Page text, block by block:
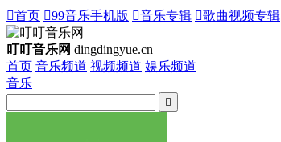
首页 99音乐手机版 音乐专辑 歌曲视频专辑
叮叮音乐网 dingdingyue.cn
首页 音乐频道 视频频道 娱乐频道
音乐
